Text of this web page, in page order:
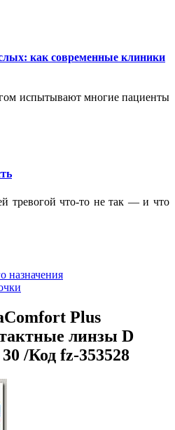
как современные клиники
испытывают многие пациенты
тревогой что-то не так — и что
назначения
Plus
линзы D
/Код fz-353528